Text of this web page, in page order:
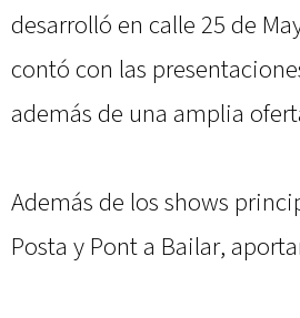
desarrolló en calle 25 de
contó con las
además de una amplia
Además de los shows
Posta y Pont a Bailar,